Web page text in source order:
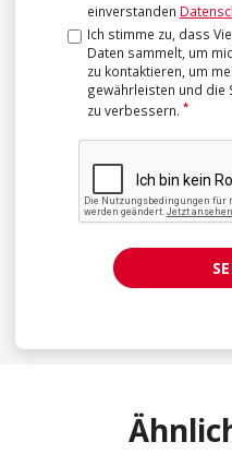
einverstanden
Ich stimme zu, dass
Daten sammelt, um
zu kontaktieren, um
gewährleisten und die
zu verbessern.